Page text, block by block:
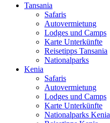
Tansania
Safaris
Autovermietung
Lodges und Camps
Karte Unterkünfte
Reisetipps Tansania
Nationalparks
Kenia
Safaris
Autovermietung
Lodges und Camps
Karte Unterkünfte
Nationalparks Kenia